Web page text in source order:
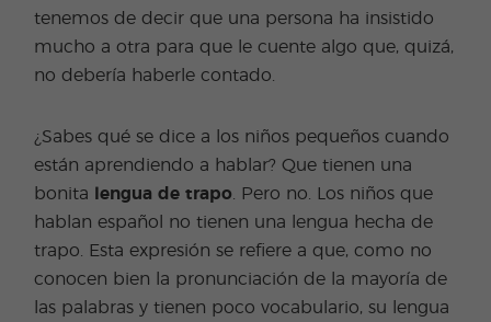
tenemos de decir que una persona ha insistido
mucho a otra para que le cuente algo que, quizá,
no debería haberle contado.
¿Sabes qué se dice a los niños pequeños cuando
están aprendiendo a hablar? Que tienen una
bonita lengua de trapo . Pero no. Los niños que
hablan español no tienen una lengua hecha de
trapo. Esta expresión se refiere a que, como no
conocen bien la pronunciación de la mayoría de
las palabras y tienen poco vocabulario, su lengua